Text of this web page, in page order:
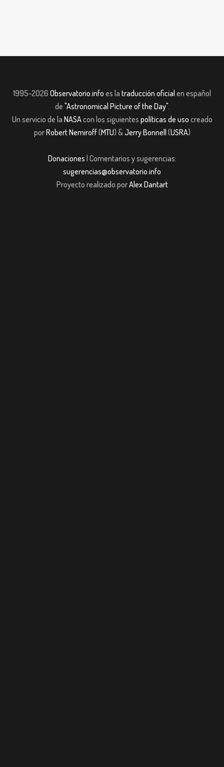
1995-2026 Observatorio.info es la traducción oficial en español
de "Astronomical Picture of the Day".
Un servicio de la NASAcon los siguientes políticas de uso creado
porRobert Nemiroff(MTU) &Jerry Bonnell (USRA)
Donaciones | Comentarios y sugerencias:
sugerencias@observatorio.info
Proyecto realizado porAlex Dantart